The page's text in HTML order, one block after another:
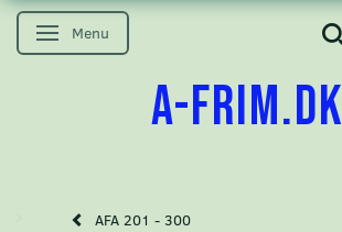
Skifte navigation
Menu
A-FRIM.DK
AFA 201 - 300